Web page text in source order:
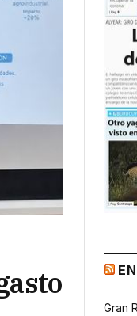
Gran